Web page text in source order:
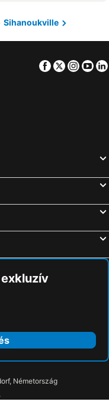
Sihanoukville
Facebook
Twitter
Németország